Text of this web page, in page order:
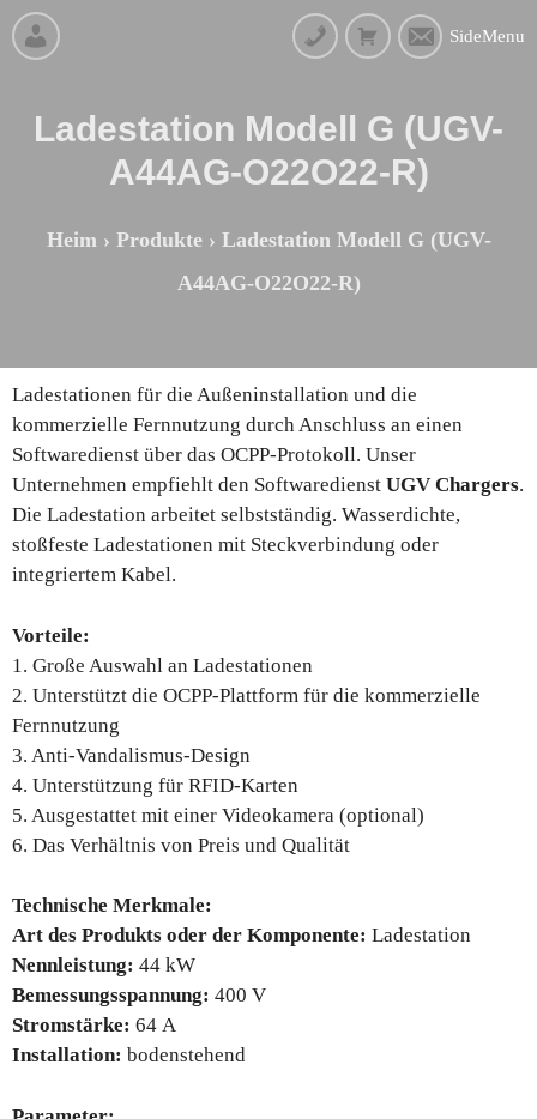
SideMenu
Ladestation Modell G (UGV-
A44AG-O22O22-R)
Heim › Produkte› Ladestation Modell G (UGV-
A44AG-O22O22-R)
Ladestationen für die Außeninstallation und die
kommerzielle Fernnutzung durch Anschluss an einen
Softwaredienst über das OCPP-Protokoll. Unser
Unternehmen empfiehlt den Softwaredienst UGV Chargers.
Die Ladestation arbeitet selbstständig. Wasserdichte,
stoßfeste Ladestationen mit Steckverbindung oder
integriertem Kabel.
Vorteile:
1. Große Auswahl an Ladestationen
2. Unterstützt die OCPP-Plattform für die kommerzielle
Fernnutzung
3. Anti-Vandalismus-Design
4. Unterstützung für RFID-Karten
5. Ausgestattet mit einer Videokamera (optional)
6. Das Verhältnis von Preis und Qualität
Technische Merkmale:
Art des Produkts oder der Komponente: Ladestation
Nennleistung: 44 kW
Bemessungsspannung: 400 V
Stromstärke: 64 А
Installation: bodenstehend